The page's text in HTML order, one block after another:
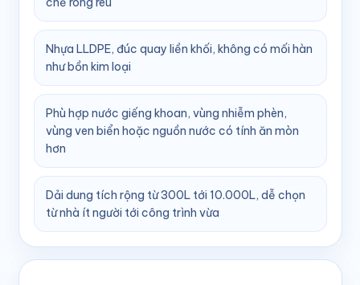
Nhựa LLDPE, đúc quay liền khối, không có mối hàn
như bồn kim loại
Phù hợp nước giếng khoan, vùng nhiễm phèn,
vùng ven biển hoặc nguồn nước có tính ăn mòn
hơn
Dải dung tích rộng từ 300L tới 10.000L, dễ chọn
từ nhà ít người tới công trình vừa